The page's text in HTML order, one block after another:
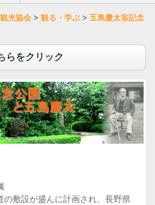
光協会 > 観る・学ぶ > 五島慶太翁記念
らをクリック
の敷設が盛んに計画され、長野県